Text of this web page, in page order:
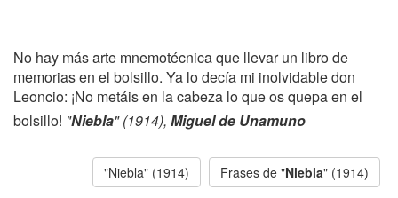
No hay más arte mnemotécnica que llevar un libro de
memorias en el bolsillo. Ya lo decía mi inolvidable don
Leoncio: ¡No metáis en la cabeza lo que os quepa en el
bolsillo! "Niebla" (1914), Miguel de Unamuno
"Niebla" (1914) Frases de "Niebla" (1914)